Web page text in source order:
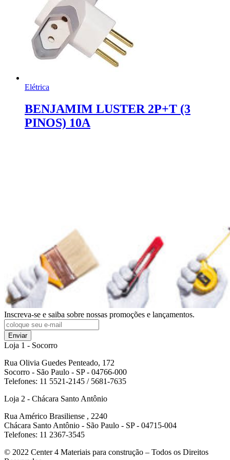
Elétrica
BENJAMIM LUSTER 2P+T (3
PINOS) 10A
Inscreva-se e saiba sobre nossas promoções e lançamentos.
Enviar
Loja 1 - Socorro
Rua Olivia Guedes Penteado, 172
Socorro - São Paulo - SP - 04766-000
Telefones: 11 5521-2145 / 5681-7635
Loja 2 - Chácara Santo Antônio
Rua Américo Brasiliense , 2240
Chácara Santo Antônio - São Paulo - SP - 04715-004
Telefones: 11 2367-3545
© 2022 Center 4 Materiais para construção – Todos os Direitos